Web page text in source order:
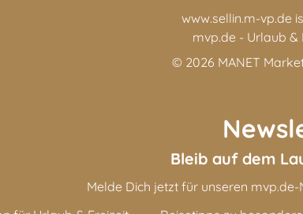
www.sellin.m-vp.de
mvp.de - Urlaub &
© 2026 MANET
Bleib auf dem
Melde Dich jetzt für unseren